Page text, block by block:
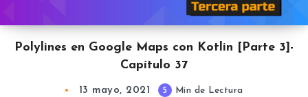
Polylines en Google Maps con Kotlin [Parte 3]-
Capítulo 37
13 mayo, 2021 5 Min de Lectura